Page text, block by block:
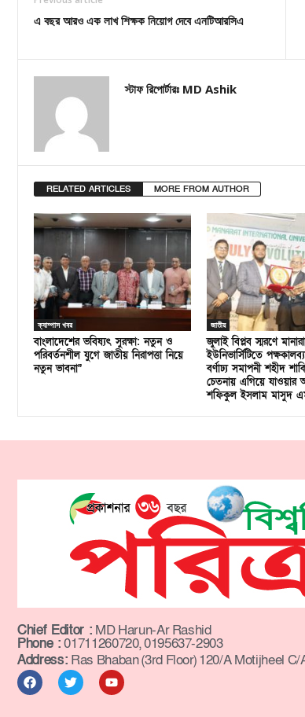
এ বছর আরও এক লাখ শিক্ষক নিয়োগ দেবে এনটিআরসিএ
স্টাফ রিপোর্টারঃ MD Ashik
RELATED ARTICLES MORE FROM AUTHOR
ক্যাম্পাস খবর
বাংলাদেশের ভবিষ্যৎ সুরক্ষা: নতুন ও
পরিবর্তনশীল যুগে জাতীয় নিরাপত্তা নিয়ে
নতুন ভাবনা”
জাতীয়
জুলাই বিপ্লব স্মরণে
ইউনিভার্সিটিতে
বর্ণাঢ্য সমাপনী শহীদ
চেতনায় এগিয়ে যাওয়ার
শফিকুল ইসলাম মাসুদ
Chief Editor : MD Harun-Ar Rashid
Phone :01711260720, 0195637-2903
Address: Ras Bhaban (3rd Floor) 120/A Motijheel